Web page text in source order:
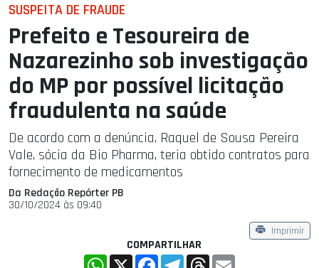
SUSPEITA DE FRAUDE
Prefeito e Tesoureira de
Nazarezinho sob investigação
do MP por possível licitação
fraudulenta na saúde
De acordo com a denúncia, Raquel de Sousa Pereira
Vale, sócia da Bio Pharma, teria obtido contratos para
fornecimento de medicamentos
Da Redação Repórter PB
30/10/2024 às 09:40
Imprimir
COMPARTILHAR
WhatsApp
X FacebookTelegramThreads